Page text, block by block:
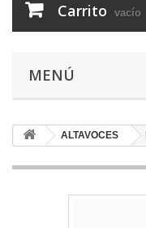
Carrito vacío
MENÚ
ALTAVOCES